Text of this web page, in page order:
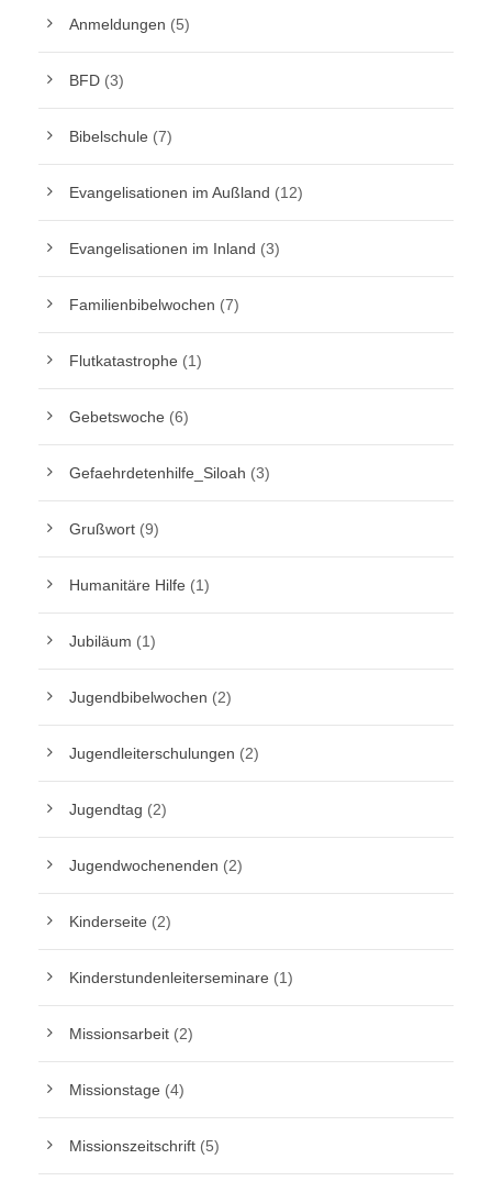
Anmeldungen (5)
BFD (3)
Bibelschule (7)
Evangelisationen im Außland (12)
Evangelisationen im Inland (3)
Familienbibelwochen (7)
Flutkatastrophe (1)
Gebetswoche (6)
Gefaehrdetenhilfe_Siloah (3)
Grußwort (9)
Humanitäre Hilfe (1)
Jubiläum (1)
Jugendbibelwochen (2)
Jugendleiterschulungen (2)
Jugendtag (2)
Jugendwochenenden (2)
Kinderseite (2)
Kinderstundenleiterseminare (1)
Missionsarbeit (2)
Missionstage (4)
Missionszeitschrift (5)